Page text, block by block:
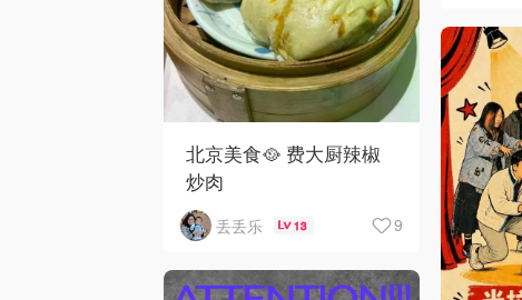
北京美食🥘 费大厨辣椒
炒肉
丢丢乐 13 9